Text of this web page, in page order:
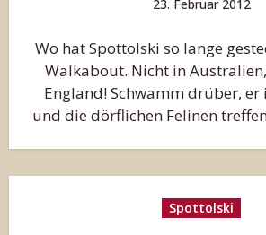
23. Februar 2012
Wo hat Spottolski so lange
Walkabout. Nicht in
England! Schwamm drüber, er
und die dörflichen Felinen
Spottolski